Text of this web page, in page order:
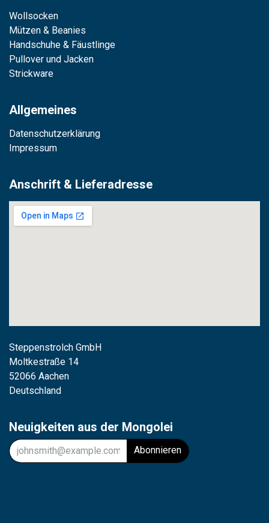
Wollsocken
Mützen & Beanies
Handschuhe & Fäustlinge
Pullover und Jacken
Strickware
Allgemeines
Datenschutzerklärung
Impressum
Anschrift & Lieferadresse
Steppenstrolch GmbH
Moltkestraße 14
52066 Aachen
Deutschland
Neuigkeiten aus der Mongolei
Abonnieren